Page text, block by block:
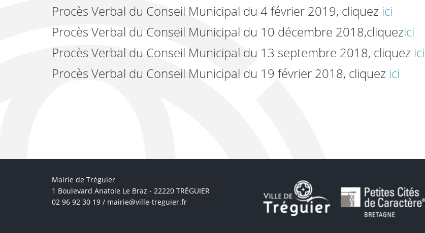
Procès Verbal du Conseil Municipal du 4 février 2019, cliquez ici
Procès Verbal du Conseil Municipal du 10 décembre 2018,cliquezici
Procès Verbal du Conseil Municipal du 13 septembre 2018, cliquez ici
Procès Verbal du Conseil Municipal du 19 février 2018, cliquez ici
Mairie de Tréguier
1 Boulevard Anatole Le Braz - 22220 TRÉGUIER
02 96 92 30 19 / mairie@ville-treguier.fr